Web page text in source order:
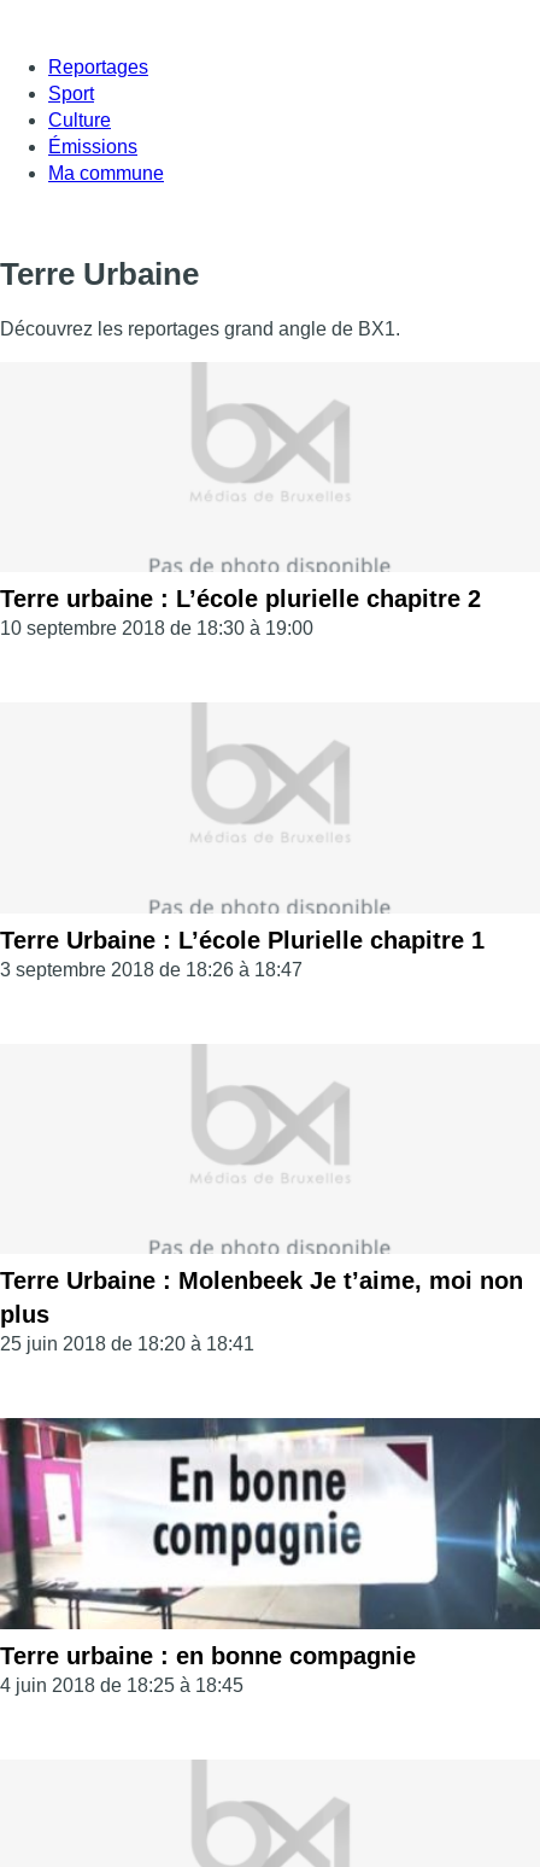
Reportages
Sport
Culture
Émissions
Ma commune
Terre Urbaine
Découvrez les reportages grand angle de BX1.
Terre urbaine : L’école plurielle chapitre 2
10 septembre 2018 de 18:30 à 19:00
Terre Urbaine : L’école Plurielle chapitre 1
3 septembre 2018 de 18:26 à 18:47
Terre Urbaine : Molenbeek Je t’aime, moi non
plus
25 juin 2018 de 18:20 à 18:41
Terre urbaine : en bonne compagnie
4 juin 2018 de 18:25 à 18:45